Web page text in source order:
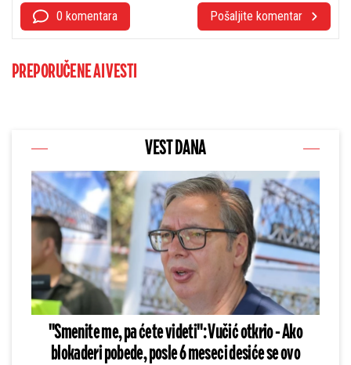
0 komentara Pošaljite komentar
PREPORUČENE AI VESTI
VEST DANA
"Smenite me, pa ćete videti": Vučić otkrio - Ako
blokaderi pobede, posle 6 meseci desiće se ovo